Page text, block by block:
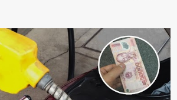
cho cȃy lưỡi hổ. Tuy nhiên, ᵭể cȃy phát
non cũng như ra hoa thì bạn cần phải bổ
cho cȃy. Một trong những loại phȃn bón
Hạt ᵭậu nành cung cấp nhiḕu protein,
Đȃy ᵭḕu là các chất dinh dưỡng tṓt cho sự